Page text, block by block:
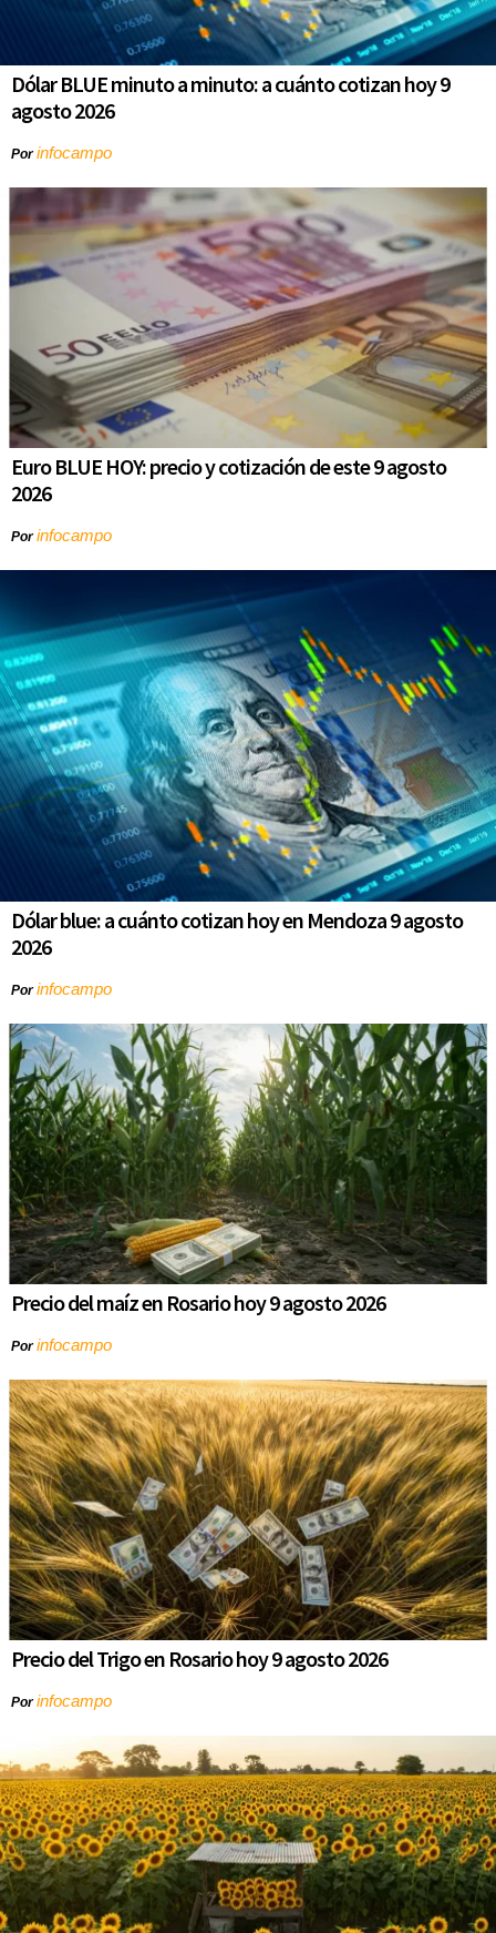
Dólar BLUE minuto a minuto: a cuánto cotizan hoy 9
agosto 2026
Porinfocampo
Euro BLUE HOY: precio y cotización de este 9 agosto
2026
Porinfocampo
Dólar blue: a cuánto cotizan hoy en Mendoza 9 agosto
2026
Porinfocampo
Precio del maíz en Rosario hoy 9 agosto 2026
Porinfocampo
Precio del Trigo en Rosario hoy 9 agosto 2026
Porinfocampo